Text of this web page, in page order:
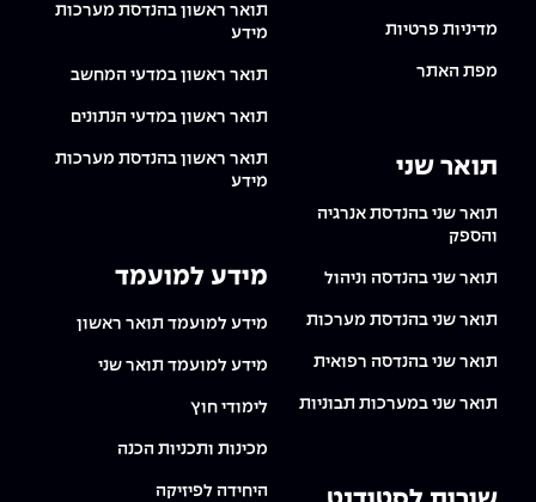
מדיניות פרטיות
מפת האתר
תואר שני
תואר שני בהנדסת אנרגיה
והספק
תואר שני בהנדסה וניהול
תואר שני בהנדסת מערכות
תואר שני בהנדסה רפואית
תואר שני במערכות תבוניות
תואר ראשון בהנדסת מערכות
מידע
תואר ראשון במדעי המחשב
תואר ראשון במדעי הנתונים
תואר ראשון בהנדסת מערכות
מידע
מידע למועמד
מידע למועמד תואר ראשון
מידע למועמד תואר שני
לימודי חוץ
מכינות ותכניות הכנה
היחידה לפיזיקה